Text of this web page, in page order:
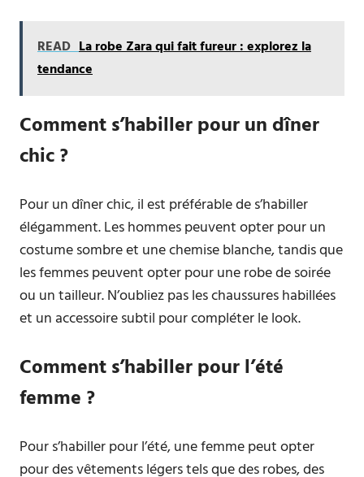
READ La robe Zara qui fait fureur : explorez la
tendance
Comment s’habiller pour un dîner
chic ?
Pour un dîner chic, il est préférable de s’habiller
élégamment. Les hommes peuvent opter pour un
costume sombre et une chemise blanche, tandis que
les femmes peuvent opter pour une robe de soirée
ou un tailleur. N’oubliez pas les chaussures habillées
et un accessoire subtil pour compléter le look.
Comment s’habiller pour l’été
femme ?
Pour s’habiller pour l’été, une femme peut opter
pour des vêtements légers tels que des robes, des